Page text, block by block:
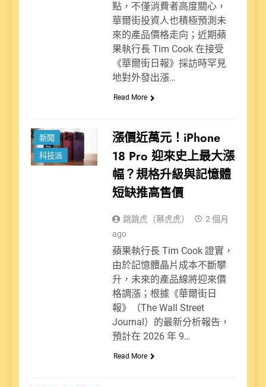
點，不僅消費者高度關心，
華爾街投資人也積極預測未
來的產品價格走向；近期蘋
果執行長 Tim Cook 在接受
《華爾街日報》採訪時罕見
地對外發出漲…
Read More
新聞
科技派
漲價近萬元！iPhone
18 Pro 迎來史上最大漲
幅？規格升級與記憶體
短缺推高售價
跳跳虎（蔡虎虎）
2 個月
ago
蘋果執行長 Tim Cook 證實，
由於記憶體晶片成本不斷攀
升，未來的產品線將迎來價
格調漲；根據《華爾街日
報》（The Wall Street
Journal）的最新分析報告，
預計在 2026 年 9…
Read More